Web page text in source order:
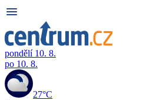
pondělí 10. 8.
po 10. 8.
27°C